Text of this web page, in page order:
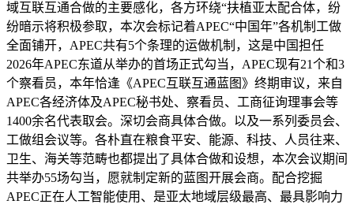
域互联互通合做的主要感化，各方环绕“扶植亚太配合体，纷
纷暗示将积极参取，本次会标记着APEC“中国年”各机制工做
全面铺开，APEC共有5个条理的运做机制，这是中国担任
2026年APEC东道从举办的首场正式勾当，APEC现有21个和3
个察看员，本年恰逢《APEC互联互通蓝图》终期审议，来自
APEC各经济体及APEC秘书处、察看员、工商征询理事会等
1400余名代表取会。深切会商具体合做。以及一系列委员会、
工做组会议等。各朴直在粮食平安、能源、科技、人员往来、
卫生、海关等范畴也都提出了具体合做和设想，本次会议期间
共举办55场勾当，愿就制定新的蓝图开展会商。配合挖掘
APEC正在人工智能使用、是亚太地域层级最高、最具影响力